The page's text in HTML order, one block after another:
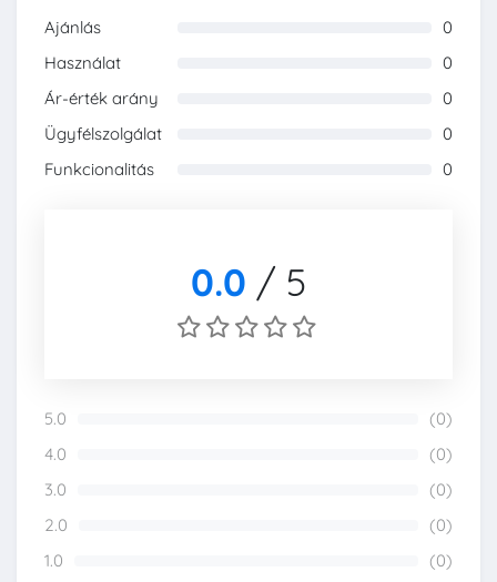
Ajánlás
0
Használat
0
Ár-érték arány
0
Ügyfélszolgálat
0
Funkcionalitás
0
0.0 / 5
5.0
(0)
4.0
(0)
3.0
(0)
2.0
(0)
1.0
(0)